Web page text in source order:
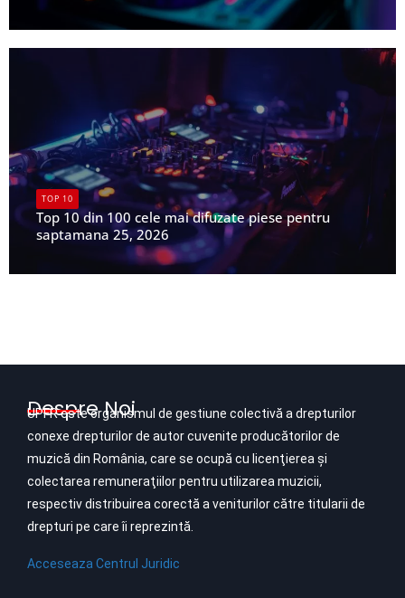
TOP 10
Top 10 din 100 cele mai difuzate piese pentru
saptamana 25, 2026
Despre Noi
UPFR este organismul de gestiune colectivă a drepturilor
conexe drepturilor de autor cuvenite producătorilor de
muzică din România, care se ocupă cu licenţierea şi
colectarea remuneraţiilor pentru utilizarea muzicii,
respectiv distribuirea corectă a veniturilor către titularii de
drepturi pe care îi reprezintă.
Acceseaza Centrul Juridic